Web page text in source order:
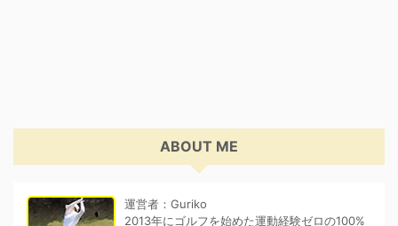
ABOUT ME
運営者：Guriko
2013年にゴルフを始めた運動経験ゼロの100%